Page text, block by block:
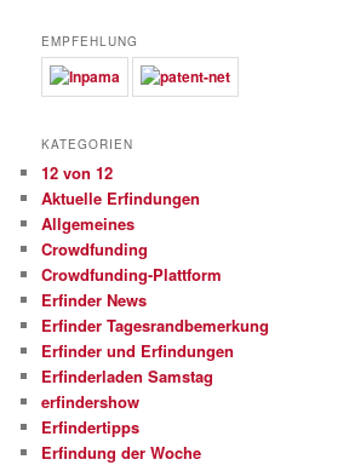
EMPFEHLUNG
KATEGORIEN
12 von 12
Aktuelle Erfindungen
Allgemeines
Crowdfunding
Crowdfunding-Plattform
Erfinder News
Erfinder Tagesrandbemerkung
Erfinder und Erfindungen
Erfinderladen Samstag
erfindershow
Erfindertipps
Erfindung der Woche